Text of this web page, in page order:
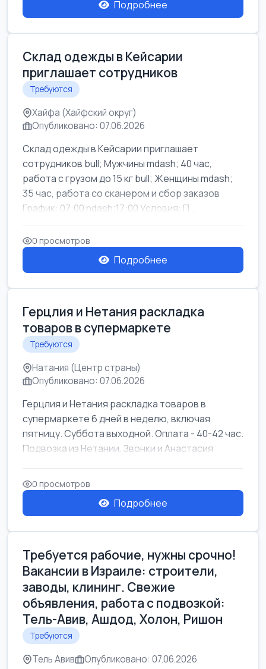
Подробнее
Склад одежды в Кейсарии
приглашает сотрудников
Требуются
Хайфа (Хайфский округ)
Опубликовано: 07.06.2026
Склад одежды в Кейсарии приглашает
сотрудников bull; Мужчины mdash; 40 час,
работа с грузом до 15 кг bull; Женщины mdash;
35 час, работа со сканером и сбор заказов
График: 07:00 ndash;17:00 Условия: П...
0 просмотров
Подробнее
Герцлия и Нетания раскладка
товаров в супермаркете
Требуются
Натания (Центр страны)
Опубликовано: 07.06.2026
Герцлия и Нетания раскладка товаров в
супермаркете 6 дней в неделю, включая
пятницу. Суббота выходной. Оплата - 40-42 час.
Подвозка из Нетании. Звонки и Анастасия
0 просмотров
Подробнее
Требуется рабочие, нужны срочно!
Вакансии в Израиле: строители,
заводы, клининг. Свежие
объявления, работа с подвозкой:
Тель-Авив, Ашдод, Холон, Ришон
Требуются
Тель Авив Опубликовано: 07.06.2026